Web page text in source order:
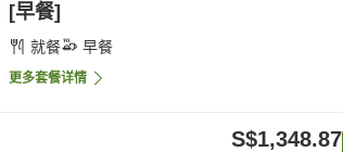
[早餐]
就餐 早餐
更多套餐详情
S$1,348.87